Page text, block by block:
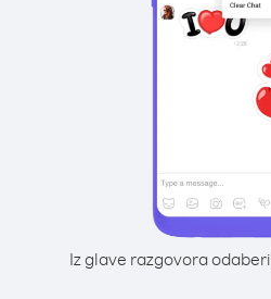
Iz glave razgovora